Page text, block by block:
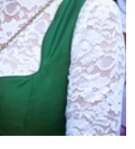
Anzeigen zu
anbieten
zu
zu Ihrer
Partner für